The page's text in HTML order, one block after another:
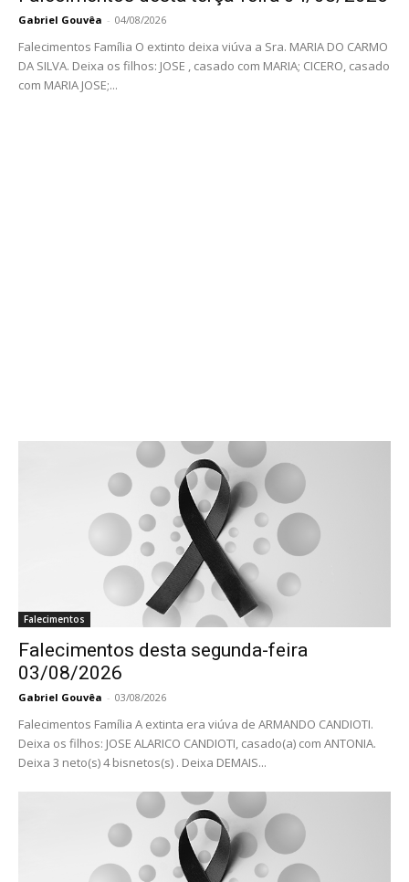
Gabriel Gouvêa - 04/08/2026
Falecimentos Família O extinto deixa viúva a Sra. MARIA DO CARMO
DA SILVA. Deixa os filhos: JOSE , casado com MARIA; CICERO, casado
com MARIA JOSE;...
Falecimentos
Falecimentos desta segunda-feira
03/08/2026
Gabriel Gouvêa - 03/08/2026
Falecimentos Família A extinta era viúva de ARMANDO CANDIOTI.
Deixa os filhos: JOSE ALARICO CANDIOTI, casado(a) com ANTONIA.
Deixa 3 neto(s) 4 bisnetos(s) . Deixa DEMAIS...